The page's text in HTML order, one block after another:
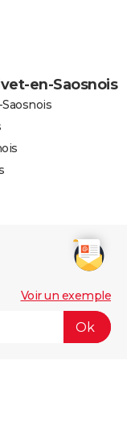
en-Saosnois
Voir un exemple